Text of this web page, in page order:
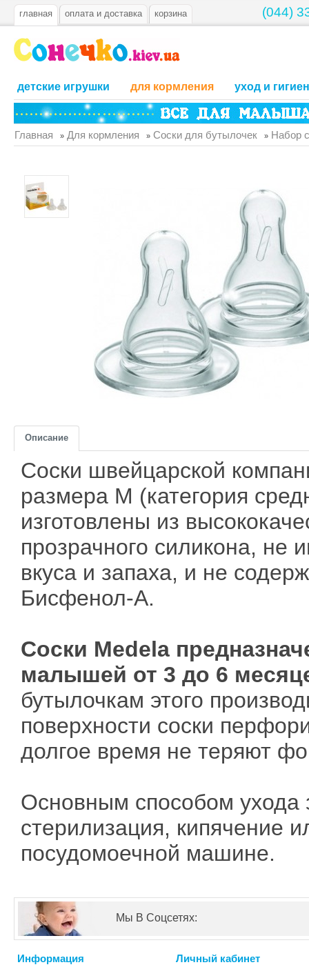
(044)
главная оплата и доставка корзина
детские игрушки для кормления уход и
Главная » Для кормления » Соски для бутылочек » Набор
Описание
Соски швейцарской
размера М (категория
изготовлены из
прозрачного силикона, не
вкуса и запаха, и не
Бисфенол-А.
Соски Medela
малышей от 3 до 6
бутылочкам этого
поверхности соски
долгое время не теряют
Основным способом ухода
стерилизация, кипячение
посудомоечной машине.
Мы В Соцсетях:
Информация Личный кабинет